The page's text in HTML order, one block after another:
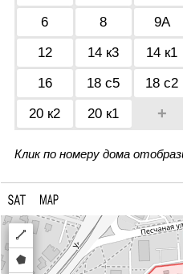
6
8 9А
12
14 к3 14 к1
16
18 с5 18 с2
20 к2
20 к1 +
Клик по номеру дома
Draw
a
Draw